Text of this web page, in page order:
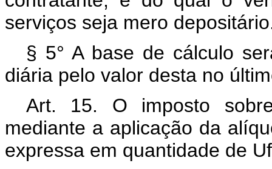
serviços seja mero
§ 5° A base de cálculo
diária pelo valor desta no
Art. 15. O imposto
mediante a aplicação da
expressa em quantidade de